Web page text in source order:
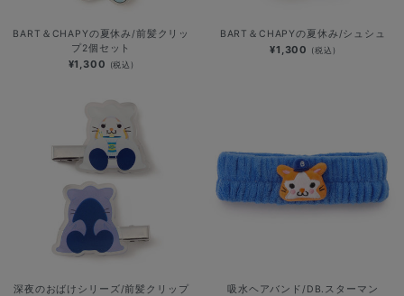
BART＆CHAPYの夏休み/前髪クリッ
プ2個セット
¥1,300 (税込)
BART＆CHAPYの夏休み/シュシュ
¥1,300 (税込)
深夜のおばけシリーズ/前髪クリップ
吸水ヘアバンド/DB.スターマン